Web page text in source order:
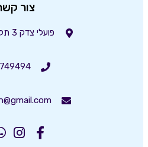
צור
פועלי צדק 3 תלפיות ירושלים